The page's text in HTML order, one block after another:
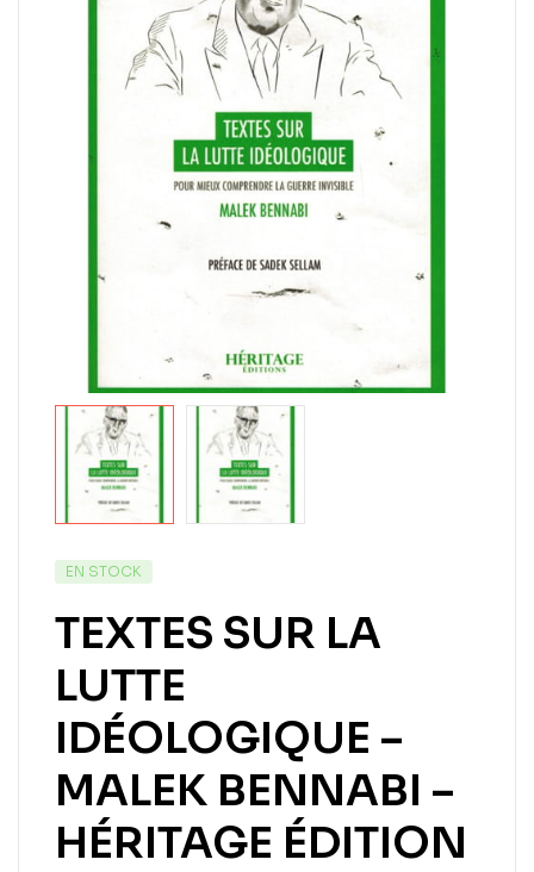
EN STOCK
TEXTES SUR LA
LUTTE
IDÉOLOGIQUE –
MALEK BENNABI –
HÉRITAGE ÉDITION